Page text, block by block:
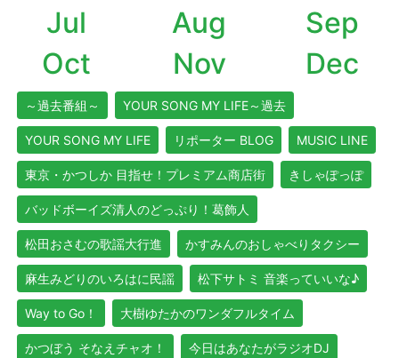
Jul
Aug
Sep
Oct
Nov Dec
～過去番組～ YOUR SONG MY LIFE～過去
YOUR SONG MY LIFE リポーター BLOG MUSIC LINE
東京・かつしか 目指せ！プレミアム商店街 きしゃぽっぽ
バッドボーイズ清人のどっぷり！葛飾人
松田おさむの歌謡大行進 かすみんのおしゃべりタクシー
麻生みどりのいろはに民謡 松下サトミ 音楽っていいな♪
Way to Go！ 大樹ゆたかのワンダフルタイム
かつぼう そなえチャオ！ 今日はあなたがラジオDJ